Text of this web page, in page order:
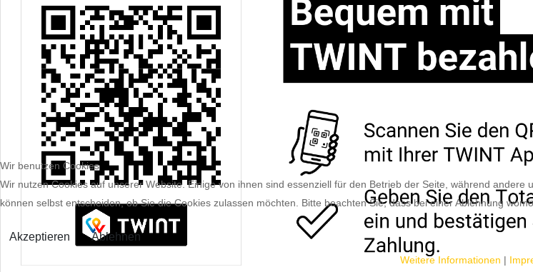
Wir benutzen Cookies
Wir nutzen Cookies auf unserer Website. Einige von ihnen sind essenziell für den Betrieb der Seite, während
können selbst entscheiden, ob Sie die Cookies zulassen möchten. Bitte beachten Sie, dass bei einer Ablehnung
Akzeptieren Ablehnen
Weitere Informationen |